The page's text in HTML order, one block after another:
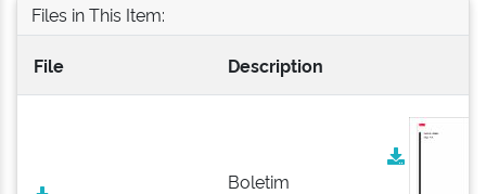
Files in This Item:
File Description
Boletim